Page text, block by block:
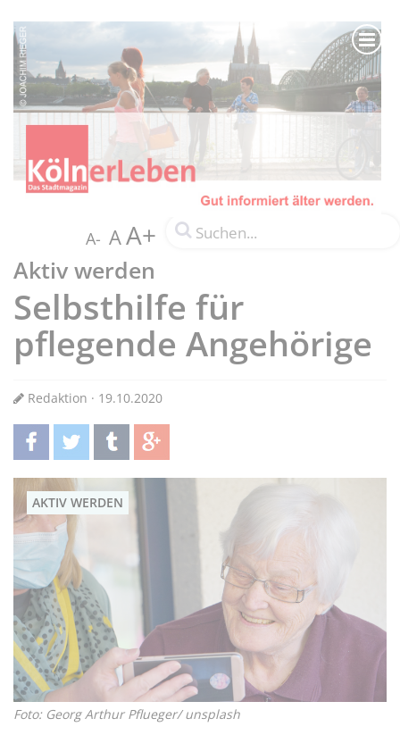
A- AA+
Aktiv werden
Selbsthilfe für
pflegende Angehörige
Redaktion · 19.10.2020
teilentwittern teilen teilen
AKTIV WERDEN
Foto: Georg Arthur Pflueger/ unsplash